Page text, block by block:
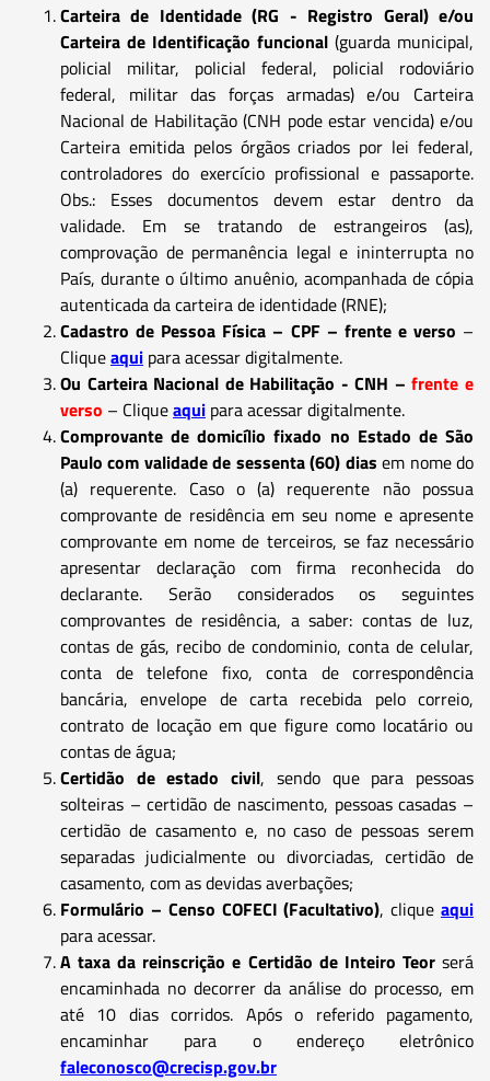
Carteira de Identidade (RG - Registro Geral) e/ou
Carteira de Identificação funcional (guarda municipal,
policial militar, policial federal, policial rodoviário
federal, militar das forças armadas) e/ou Carteira
Nacional de Habilitação (CNH pode estar vencida) e/ou
Carteira emitida pelos órgãos criados por lei federal,
controladores do exercício profissional e passaporte.
Obs.: Esses documentos devem estar dentro da
validade. Em se tratando de estrangeiros (as),
comprovação de permanência legal e ininterrupta no
País, durante o último anuênio, acompanhada de cópia
autenticada da carteira de identidade (RNE);
Cadastro de Pessoa Física – CPF – frente e verso –
Cliqueaqui para acessar digitalmente.
Ou Carteira Nacional de Habilitação - CNH – frente e
verso – Cliqueaqui para acessar digitalmente.
Comprovante de domicílio fixado no Estado de São
Paulo com validade de sessenta (60) dias em nome do
(a) requerente. Caso o (a) requerente não possua
comprovante de residência em seu nome e apresente
comprovante em nome de terceiros, se faz necessário
apresentar declaração com firma reconhecida do
declarante. Serão considerados os seguintes
comprovantes de residência, a saber: contas de luz,
contas de gás, recibo de condominio, conta de celular,
conta de telefone fixo, conta de correspondência
bancária, envelope de carta recebida pelo correio,
contrato de locação em que figure como locatário ou
contas de água;
Certidão de estado civil, sendo que para pessoas
solteiras – certidão de nascimento, pessoas casadas –
certidão de casamento e, no caso de pessoas serem
separadas judicialmente ou divorciadas, certidão de
casamento, com as devidas averbações;
Formulário – Censo COFECI (Facultativo), cliqueaqui
para acessar.
A taxa da reinscrição e Certidão de Inteiro Teorserá
encaminhada no decorrer da análise do processo, em
até 10 dias corridos. Após o referido pagamento,
encaminhar para o endereço eletrônico
faleconosco@crecisp.gov.br